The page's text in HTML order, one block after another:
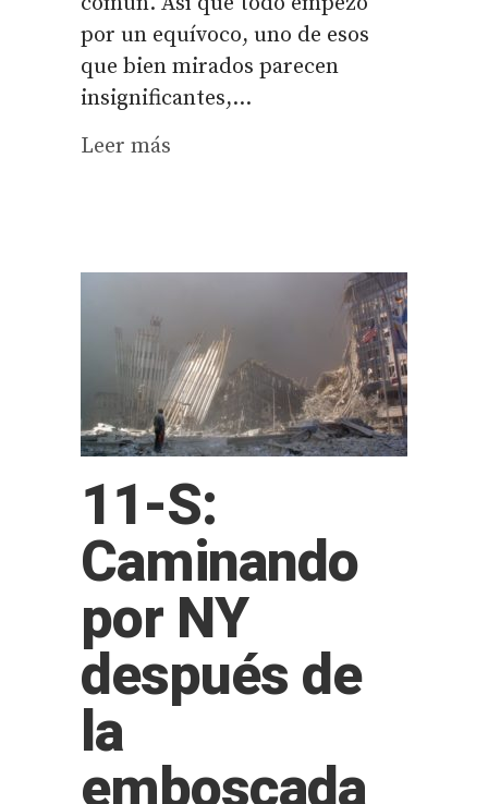
por un equívoco, uno de esos
que bien mirados parecen
insignificantes,...
Leer más
11-S:
Caminando
por NY
después de
la